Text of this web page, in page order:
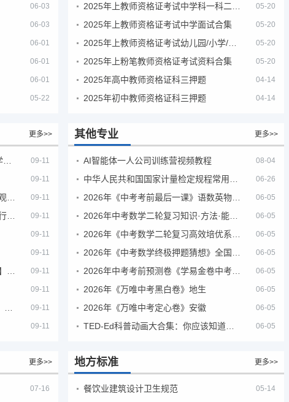
06-03
06-03
06-01
06-01
06-01
05-22
05-20
2025年上教师资格证考试中学面试合集 05-20
05-20
2025年上粉笔教师资格证考试资料合集 05-20
2025年高中教师资格证科三押题 04-14
2025年初中教师资格证科三押题 04-14
更多>>
09-11
09-11
09-11
09-11
09-11
09-11
09-11
09-11
09-11
09-11
其他专业 更多>>
AI智能体一人公司训练营视频教程 08-04
06-26
06-05
06-05
06-05
06-05
06-05
2026年《万唯中考黑白卷》地生 06-05
2026年《万唯中考定心卷》安徽 06-05
06-05
更多>>
07-16
地方标准 更多>>
餐饮业建筑设计卫生规范 05-14